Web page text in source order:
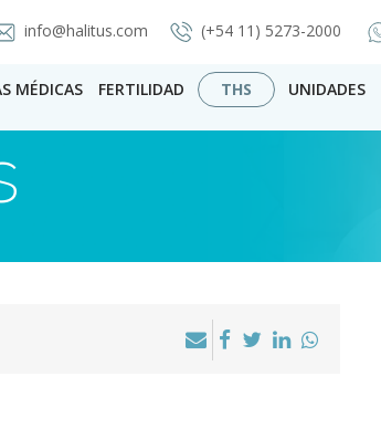
info@halitus.com (+54 11) 5273-2000
MÉDICAS FERTILIDAD THS UNIDADES